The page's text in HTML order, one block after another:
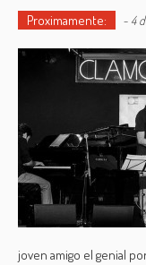
Proximamente: - 4
joven amigo el genial